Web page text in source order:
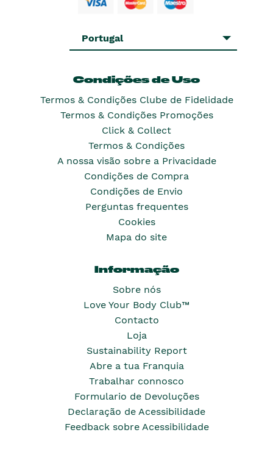
Portugal
Condições de Uso
Termos & Condições Clube de Fidelidade
Termos & Condições Promoções
Click & Collect
Termos & Condições
A nossa visão sobre a Privacidade
Condições de Compra
Condições de Envio
Perguntas frequentes
Cookies
Mapa do site
Informação
Sobre nós
Love Your Body Club™
Contacto
Loja
Sustainability Report
Abre a tua Franquia
Trabalhar connosco
Formulario de Devoluções
Declaração de Acessibilidade
Feedback sobre Acessibilidade